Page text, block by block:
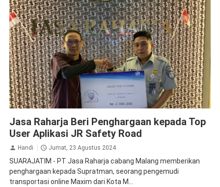
Jasa Raharja Beri Penghargaan kepada Top
User Aplikasi JR Safety Road
Handi Jumat, 23 Agustus 2024
SUARAJATIM - PT Jasa Raharja cabang Malang memberikan
penghargaan kepada Supratman, seorang pengemudi
transportasi online Maxim dari Kota M...